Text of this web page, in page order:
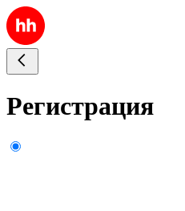
Регистрация